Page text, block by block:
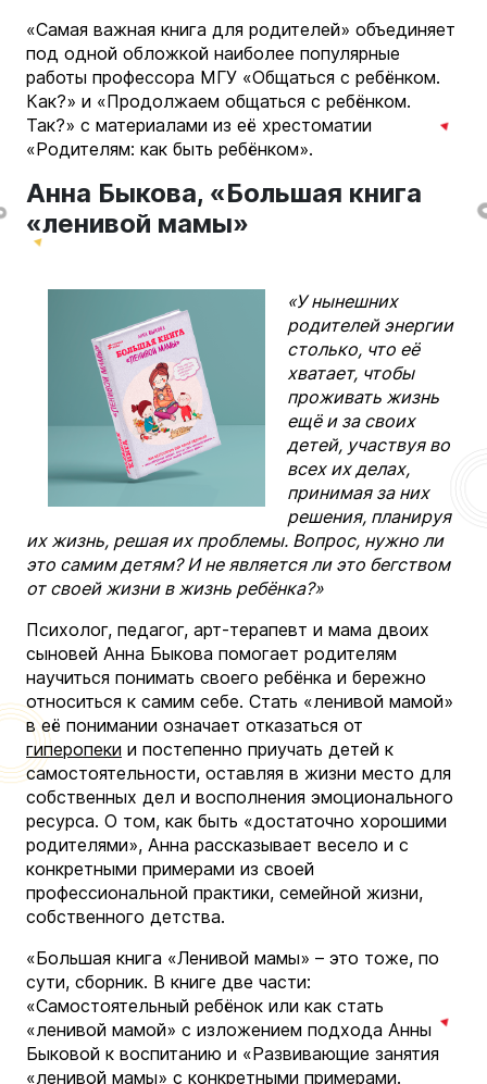
«Самая важная книга для родителей» объединяет
под одной обложкой наиболее популярные
работы профессора МГУ «Общаться с ребёнком.
Как?» и «Продолжаем общаться с ребёнком.
Так?» с материалами из её хрестоматии
«Родителям: как быть ребёнком».
Анна Быкова, «Большая книга
«ленивой мамы»
«У нынешних
родителей энергии
столько, что её
хватает, чтобы
проживать жизнь
ещё и за своих
детей, участвуя во
всех их делах,
принимая за них
решения, планируя
их жизнь, решая их проблемы. Вопрос, нужно ли
это самим детям? И не является ли это бегством
от своей жизни в жизнь ребёнка?»
Психолог, педагог, арт-терапевт и мама двоих
сыновей Анна Быкова помогает родителям
научиться понимать своего ребёнка и бережно
относиться к самим себе. Стать «ленивой мамой»
в её понимании означает отказаться от
гиперопеки и постепенно приучать детей к
самостоятельности, оставляя в жизни место для
собственных дел и восполнения эмоционального
ресурса. О том, как быть «достаточно хорошими
родителями», Анна рассказывает весело и с
конкретными примерами из своей
профессиональной практики, семейной жизни,
собственного детства.
«Большая книга «Ленивой мамы» – это тоже, по
сути, сборник. В книге две части:
«Самостоятельный ребёнок или как стать
«ленивой мамой» с изложением подхода Анны
Быковой к воспитанию и «Развивающие занятия
«ленивой мамы» с конкретными примерами.